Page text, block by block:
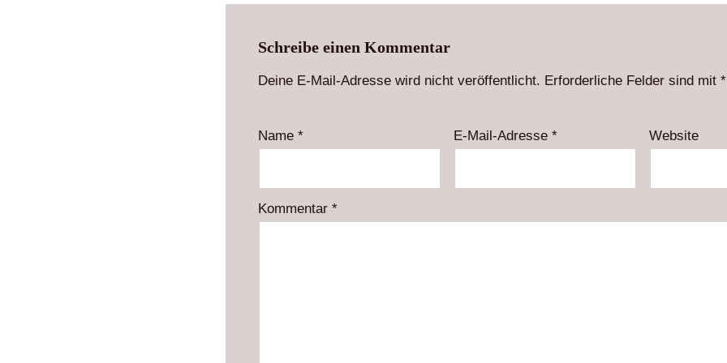
Schreibe einen Kommentar
Deine E-Mail-Adresse wird nicht veröffentlicht. Erforderliche Felder sind mit *
Name * E-Mail-Adresse * Website
Kommentar *